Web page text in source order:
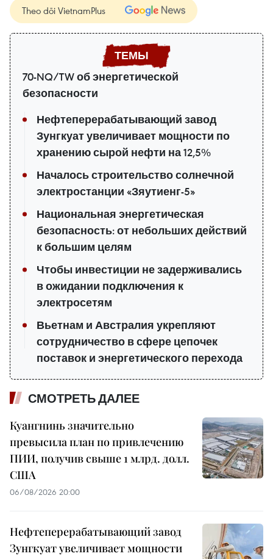
Theo dõi VietnamPlus
70-NQ/TW об энергетической
безопасности
Нефтеперерабатывающий завод
Зунгкуат увеличивает мощности по
хранению сырой нефти на 12,5%
Началось строительство солнечной
электростанции «Зяутиенг-5»
Национальная энергетическая
безопасность: от небольших действий
к большим целям
Чтобы инвестиции не задерживались
в ожидании подключения к
электросетям
Вьетнам и Австралия укрепляют
сотрудничество в сфере цепочек
поставок и энергетического перехода
СМОТРЕТЬ ДАЛЕЕ
Куангнинь значительно
превысила план по привлечению
ПИИ, получив свыше 1 млрд. долл.
США
06/08/2026 20:00
Нефтеперерабатывающий завод
Зунгкуат увеличивает мощности